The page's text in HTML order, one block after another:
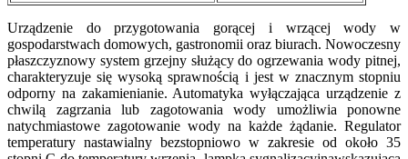
Urządzenie do przygotowania gorącej i wrzącej wody w
gospodarstwach domowych, gastronomii oraz biurach. Nowoczesny
płaszczyznowy system grzejny służący do ogrzewania wody pitnej,
charakteryzuje się wysoką sprawnością i jest w znacznym stopniu
odporny na zakamienianie. Automatyka wyłączająca urządzenie z
chwilą zagrzania lub zagotowania wody umożliwia ponowne
natychmiastowe zagotowanie wody na każde żądanie. Regulator
temperatury nastawialny bezstopniowo w zakresie od około 35